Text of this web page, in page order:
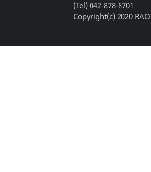
(Tel) 042-878-8701
Copyright(c) 2020